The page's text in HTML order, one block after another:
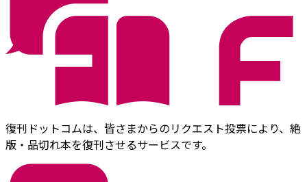
復刊ドットコムは、皆さまからのリクエスト投票により、絶
版・品切れ本を復刊させるサービスです。